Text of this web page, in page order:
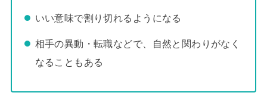
いい意味で割り切れるようになる
相手の異動・転職などで、自然と関わりがなく
なることもある